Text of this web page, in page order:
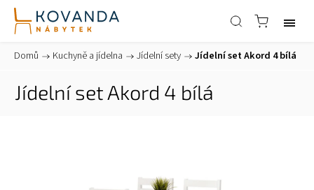
Domů / Kuchyně a jídelna / Jídelní sety / Jídelní set Akord 4 bílá
Jídelní set Akord 4 bílá